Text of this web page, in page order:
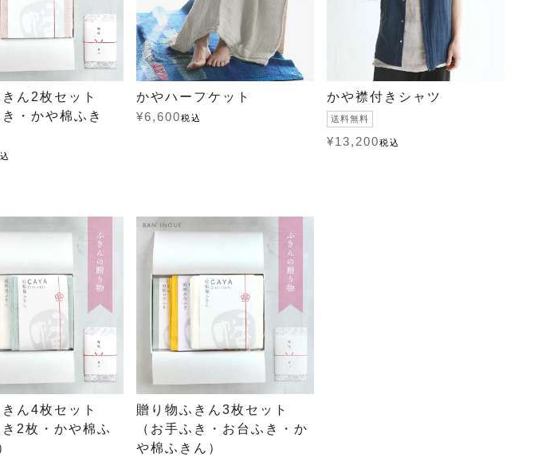
ん2枚セット
き・かや棉ふき
かやハーフケット
¥6,600税込
かや襟付きシャツ
送料無料
¥13,200税込
ん4枚セット
き2枚・かや棉ふ
贈り物ふきん3枚セット
（お手ふき・お台ふき・か
や棉ふきん）